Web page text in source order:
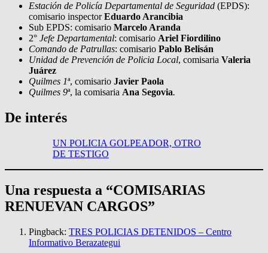
Estación de Policía Departamental de Seguridad (EPDS):
comisario inspectorEduardo Arancibia
Sub EPDS: comisario Marcelo Aranda
2° Jefe Departamental: comisario Ariel Fiordilino
Comando de Patrullas: comisario Pablo Belisán
Unidad de Prevención de Policia Local, comisaria Valeria
Juárez
Quilmes 1ª, comisario Javier Paola
Quilmes 9ª, la comisaria Ana Segovia.
De interés
UN POLICIA GOLPEADOR, OTRO
DE TESTIGO
Una respuesta a “COMISARIAS
RENUEVAN CARGOS”
Pingback: TRES POLICIAS DETENIDOS – Centro
Informativo Berazategui